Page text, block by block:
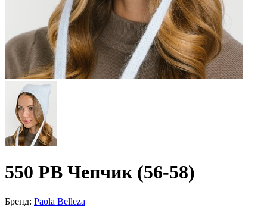
550 PB Чепчик (56-58)
Бренд: Paola Belleza